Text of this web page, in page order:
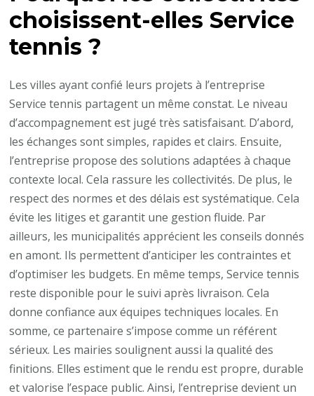
choisissent-elles Service
tennis ?
Les villes ayant confié leurs projets à l’entreprise
Service tennis partagent un même constat. Le niveau
d’accompagnement est jugé très satisfaisant. D’abord,
les échanges sont simples, rapides et clairs. Ensuite,
l’entreprise propose des solutions adaptées à chaque
contexte local. Cela rassure les collectivités. De plus, le
respect des normes et des délais est systématique. Cela
évite les litiges et garantit une gestion fluide. Par
ailleurs, les municipalités apprécient les conseils donnés
en amont. Ils permettent d’anticiper les contraintes et
d’optimiser les budgets. En même temps, Service tennis
reste disponible pour le suivi après livraison. Cela
donne confiance aux équipes techniques locales. En
somme, ce partenaire s’impose comme un référent
sérieux. Les mairies soulignent aussi la qualité des
finitions. Elles estiment que le rendu est propre, durable
et valorise l’espace public. Ainsi, l’entreprise devient un